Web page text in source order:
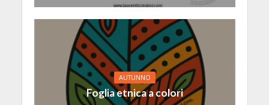
AUTUNNO
Foglia etnica a colori